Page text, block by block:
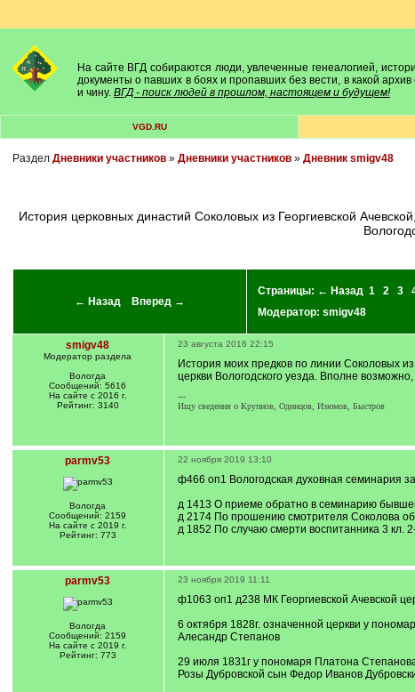
На сайте ВГД собираются люди, увлеченные генеалогией,
документы о павших в боях и пропавших без вести, в какой
и чину. ВГД - поиск людей в прошлом, настоящем и будущем!
VGD.RU
Раздел Дневники участников» Дневники участников» Дневник smigv48
История церковных династий Соколовых из Георгиевской Ачевской, Космо-Дамиановской Яхренгской, Николаевской Святолуцкой церквей Кадниковского уезда и Воскресенской Боровецкой церкви
← Назад Вперед →
Страницы: ← Назад 1 2 3
Модератор: smigv48
smigv48
Модератор раздела
Вологда
Сообщений: 5616
На сайте с 2016 г.
Рейтинг: 3140
23 августа 2016 22:15
История моих предков по линии Соколовых
церкви Вологодского уезда. Вполне
---
Ищу сведения о Крупнов, Одинцов, Изюмов, Быстров
parmv53
Вологда
Сообщений: 2159
На сайте с 2019 г.
Рейтинг: 773
22 ноября 2019 13:10
ф466 оп1 Вологодская духовная семинария
д 1413 О приеме обратно в семинарию
д 2174 По прошению смотрителя Соколова об
д 1852 По случаю смерти воспитанника 3 кл.
parmv53
Вологда
Сообщений: 2159
На сайте с 2019 г.
Рейтинг: 773
23 ноября 2019 11:11
ф1063 оп1 д238 МК Георгиевской Ачевской
6 октября 1828г. означенной церкви у
Алесандр Степанов
29 июля 1831г у пономаря Платона
Розы Дубровской сын Федор Иванов